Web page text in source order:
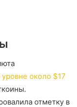
уровне около $17
отметку в